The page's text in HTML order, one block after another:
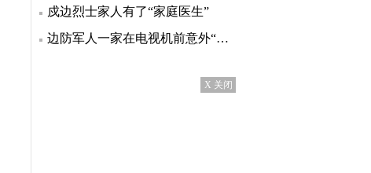
戍边烈士家人有了“家庭医生”
边防军人一家在电视机前意外“团聚”
X 关闭